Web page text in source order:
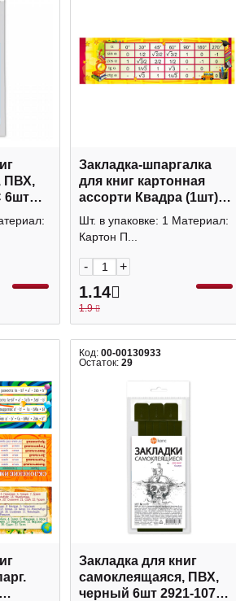
ПВХ,
6шт
Закладка-шпаргалка
для книг картонная
ассорти Квадра (1шт)
1614
Шт. в упаковке: 1 Материал:
Картон П...
- +
1.14
1.9
Код:00-00130933
Остаток:29
Закладка для книг
самоклеящаяся, ПВХ,
черный 6шт 2921-107